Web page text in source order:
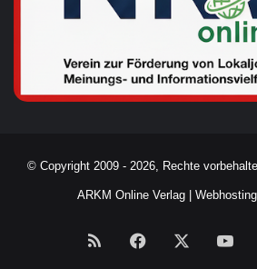
© Copyright 2009 - 2026, Rechte
ARKM Online Verlag
RSS Facebook